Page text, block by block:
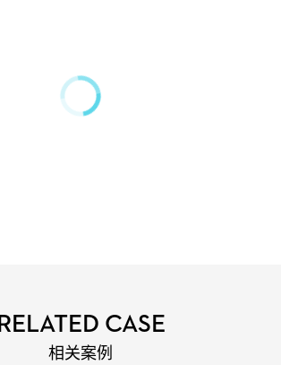
RELATED CASE
相关案例